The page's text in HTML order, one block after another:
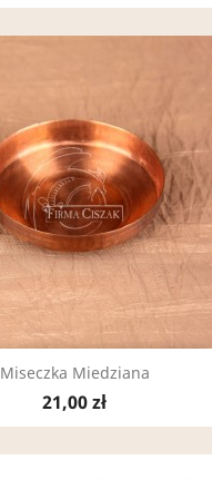
Miseczka Miedziana
21,00 zł